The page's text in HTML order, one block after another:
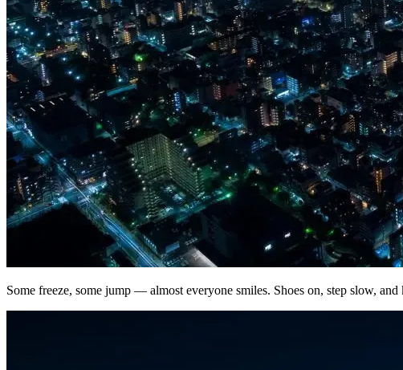
Some freeze, some jump — almost everyone smiles. Shoes on, step slow, and